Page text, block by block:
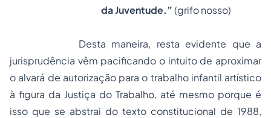
da Juventude.”(grifo nosso)
Desta maneira, resta evidente que a
jurisprudência vêm pacificando o intuito de aproximar
o alvará de autorização para o trabalho infantil artístico
à figura da Justiça do Trabalho, até mesmo porque é
isso que se abstrai do texto constitucional de 1988,